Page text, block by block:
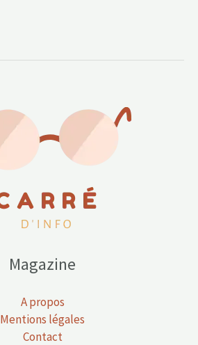
Magazine
A propos
Mentions légales
Contact